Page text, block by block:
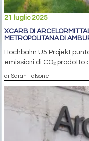
21 luglio 2025
XCARB DI
METROPOLITANA DI
Hochbahn U5 Projekt
emissioni di CO₂ prodotto
di Sarah Falsone